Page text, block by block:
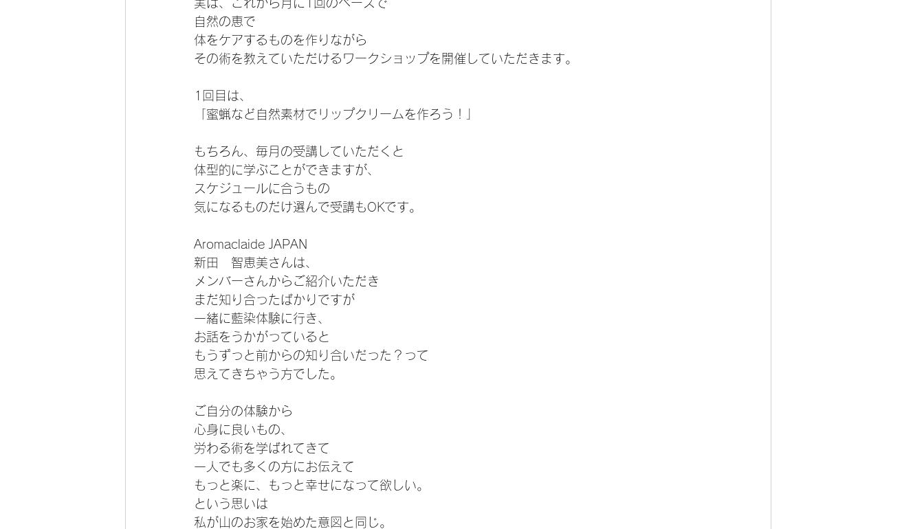
自然の恵で
体をケアするものを作りながら
その術を教えていただけるワークショップを開催していただきます。
1回目は、
「蜜蝋など自然素材でリップクリームを作ろう！」
もちろん、毎月の受講していただくと
体型的に学ぶことができますが、
スケジュールに合うもの
気になるものだけ選んで受講もOKです。
Aromaclaide JAPAN
新田　智恵美さんは、
メンバーさんからご紹介いただき
まだ知り合ったばかりですが
一緒に藍染体験に行き、
お話をうかがっていると
もうずっと前からの知り合いだった？って
思えてきちゃう方でした。
ご自分の体験から
心身に良いもの、
労わる術を学ばれてきて
一人でも多くの方にお伝えて
もっと楽に、もっと幸せになって欲しい。
という思いは
私が山のお家を始めた意図と同じ。